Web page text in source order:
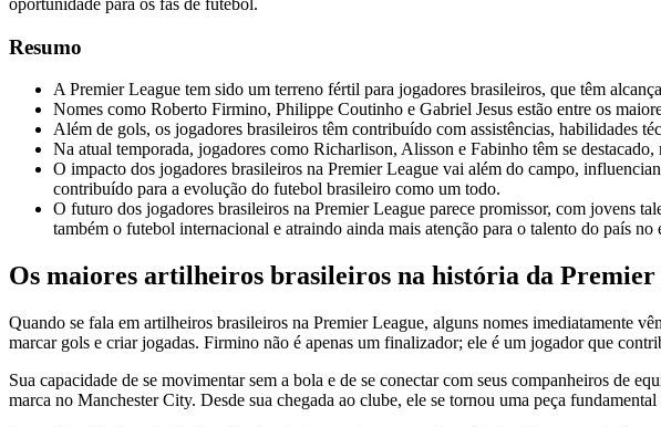
Resumo
A Premier League tem sido um terreno fértil para jogadores brasileiros, que têm
Nomes como Roberto Firmino, Philippe Coutinho e Gabriel Jesus estão entre os
Além de gols, os jogadores brasileiros têm contribuído com assistências, habilidades
Na atual temporada, jogadores como Richarlison, Alisson e Fabinho têm se
O impacto dos jogadores brasileiros na Premier League vai além do campo,
contribuído para a evolução do futebol brasileiro como um todo.
O futuro dos jogadores brasileiros na Premier League parece promissor, com jovens
também o futebol internacional e atraindo ainda mais atenção para o talento do país no
Os maiores artilheiros brasileiros na história da Premier
Quando se fala em artilheiros brasileiros na Premier League, alguns nomes imediatamente
marcar gols e criar jogadas. Firmino não é apenas um finalizador; ele é um jogador que
Sua capacidade de se movimentar sem a bola e de se conectar com seus companheiros de
marca no Manchester City. Desde sua chegada ao clube, ele se tornou uma peça